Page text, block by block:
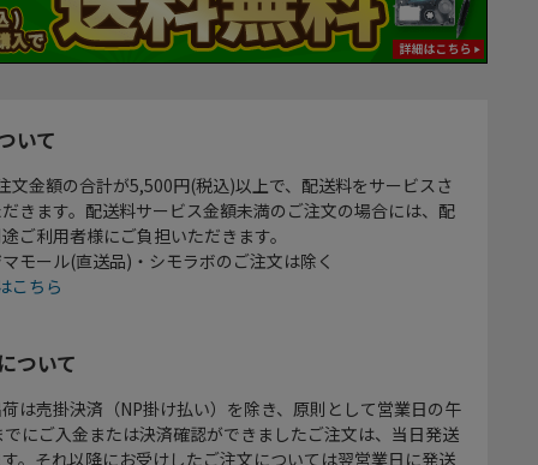
いて
文金額の合計が5,500円(税込)以上で、配送料をサービスさ
きます。配送料サービス金額未満のご注文の場合には、配
ご利用者様にご負担いただきます。
モール(直送品)・シモラボのご注文は除く
こちら
ついて
は売掛決済（NP掛け払い）を除き、原則として営業日の午
でにご入金または決済確認ができましたご注文は、当日発送
。それ以降にお受けしたご注文については翌営業日に発送